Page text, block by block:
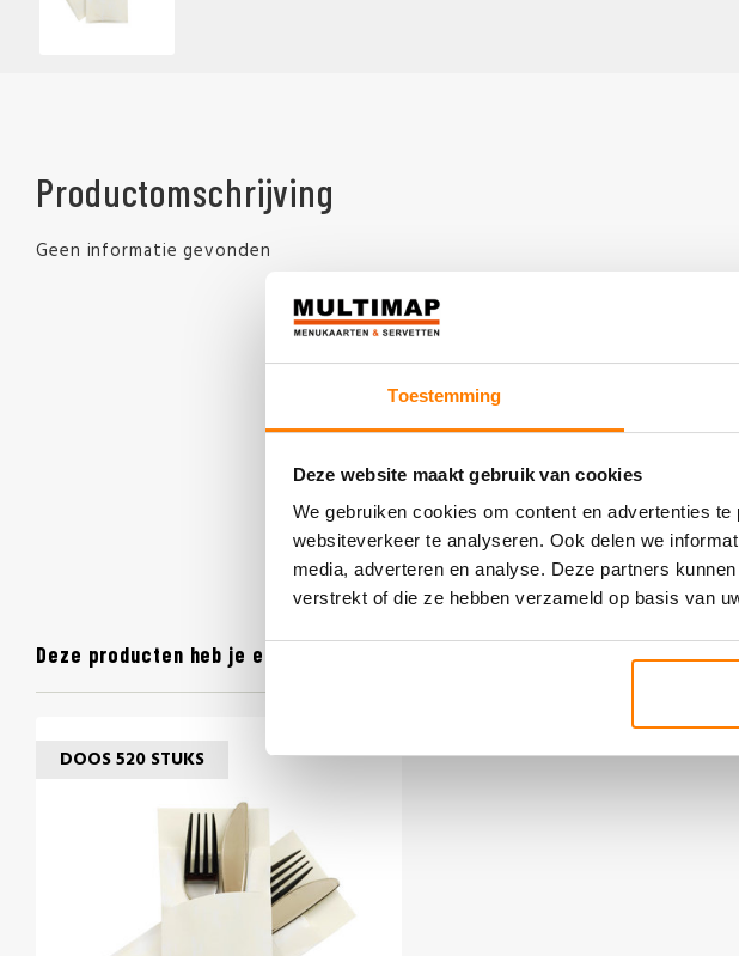
Toestemming
Deze website maakt gebruik van cookies
We gebruiken cookies om content en advertenties
websiteverkeer te analyseren. Ook delen we
media, adverteren en analyse. Deze partners
verstrekt of die ze hebben verzameld op basis van
Productomschrijving
Geen informatie gevonden
Deze producten heb je eerder bekeken
DOOS 520 STUKS